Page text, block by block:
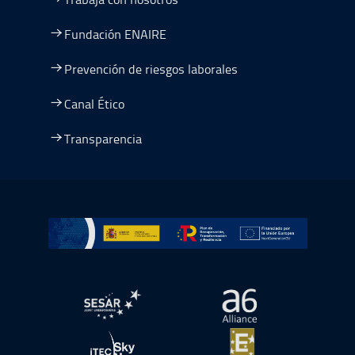
Fundación ENAIRE
Prevención de riesgos laborales
Canal Ético
Transparencia
Ir a Plan de Recuperación, Transformación y
abre en ventana nueva abre en ventana